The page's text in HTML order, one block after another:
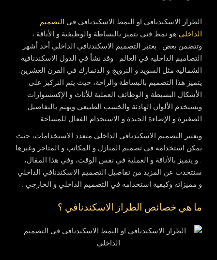
الطراز الاسكندنافي او النمط الاسكندنافي في التصميم
الداخلي هو نمط فني يتميز بالبساطة والوظيفية و الأناقة ،
وتتضمن بعض . يعتبر التصميم الاسكندنافي الداخلي أحد أشهر
التصاميم الداخلية في العالم . وقد نشأ في الدول الاسكندنافية
الشمالية مثل السويد و النرويج و الدنمارك في القرن العشرين.
يتميز هذا التصميم بالبساطة والراحة، حيث يتم التركيز على
الأشكال البسيطة و الوظائف العملية للأثاث و الإكسسوارات .
ويستخدم الألوان الهادئة والخشب الطبيعي ويهتم بالتفاصيل
الصغيرة و الإضاءة الجيدة و الاستخدام الفعال للمساحة
ويعتبر التصميم الاسكندنافي الداخلي متعدد الاستخدامات، حيث
يمكن استخدامه في تصميم المنازل و المكاتب و المتاجر وغيرها
. و يتميز بالأناقة و العملية في نفس الوقت، وفي هذا المقال،
سنتحدث عن المزيد من تفاصيل التصميم الاسكندنافي الداخلي
و مميزاته وكيفية استخدامه في التصميم الداخلي و الخارجي .
ما هي خصائص الطراز الاسكندنافي ؟